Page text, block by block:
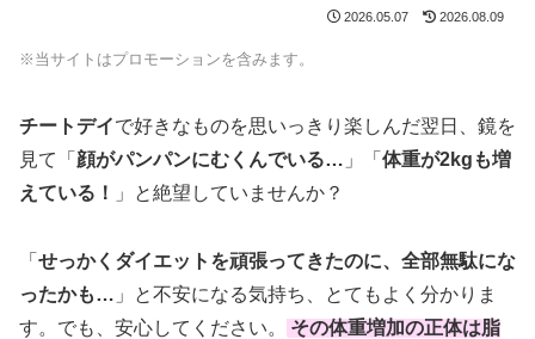
2026.05.07 2026.08.09
※当サイトはプロモーションを含みます。
チートデイで好きなものを思いっきり楽しんだ翌日、鏡を
見て「 顔がパンパンにむくんでいる… 」「 体重が2kgも増
えている！
」と絶望していませんか？
「 せっかくダイエットを頑張ってきたのに、全部無駄にな
ったかも… 」と不安になる気持ち、とてもよく分かりま
す。でも、安心してください。
その体重増加の正体は脂